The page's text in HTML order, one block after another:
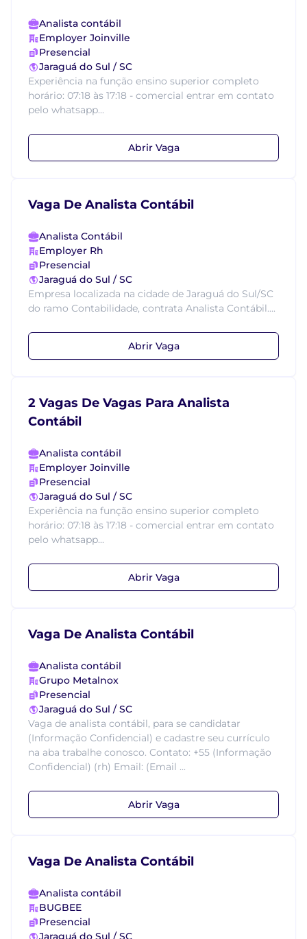
Analista contábil
Employer Joinville
Presencial
Jaraguá do Sul / SC
Experiência na função ensino superior completo
horário: 07:18 às 17:18 - comercial entrar em contato
pelo whatsapp...
Abrir Vaga
Vaga De Analista Contábil
Analista Contábil
Employer Rh
Presencial
Jaraguá do Sul / SC
Empresa localizada na cidade de Jaraguá do Sul/SC
do ramo Contabilidade, contrata Analista Contábil....
Abrir Vaga
2 Vagas De Vagas Para Analista
Contábil
Analista contábil
Employer Joinville
Presencial
Jaraguá do Sul / SC
Experiência na função ensino superior completo
horário: 07:18 às 17:18 - comercial entrar em contato
pelo whatsapp...
Abrir Vaga
Vaga De Analista Contábil
Analista contábil
Grupo Metalnox
Presencial
Jaraguá do Sul / SC
Vaga de analista contábil, para se candidatar
(Informação Confidencial) e cadastre seu currículo
na aba trabalhe conosco. Contato: +55 (Informação
Confidencial) (rh) Email: (Email ...
Abrir Vaga
Vaga De Analista Contábil
Analista contábil
BUGBEE
Presencial
Jaraguá do Sul / SC